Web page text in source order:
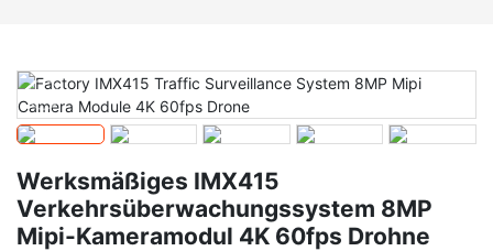
Werksmäßiges IMX415
Verkehrsüberwachungssystem 8MP
Mipi-Kameramodul 4K 60fps Drohne